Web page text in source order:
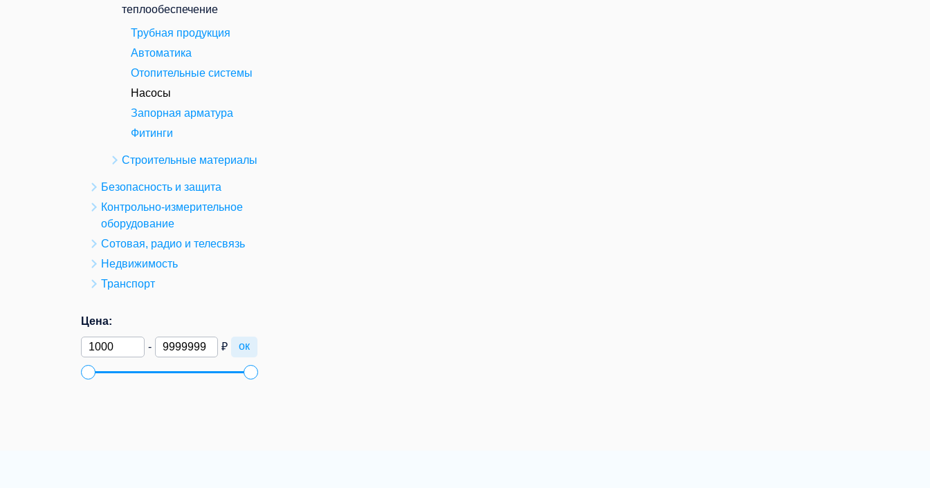
теплообеспечение
Трубная продукция
Автоматика
Отопительные системы
Насосы
Запорная арматура
Фитинги
Строительные материалы
Безопасность и защита
Контрольно-измерительное
оборудование
Сотовая, радио и телесвязь
Недвижимость
Транспорт
Цена:
- ₽ ок